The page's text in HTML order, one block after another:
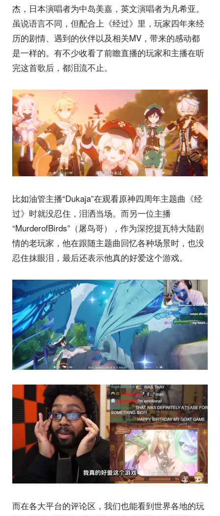
杰，日本演唱者为中岛美嘉，英文演唱者为凡希亚。
虽说语言不同，但配合上《经过》里，玩家四年来经
历的剧情、遇到的伙伴以及相关MV，带来的感动都
是一样的。有不少收看了前瞻直播的玩家和主播在听
完这首歌后，都泪流不止。
比如油管主播“Dukaja”在观看原神四周年主题曲《经
过》时就没忍住，泪洒当场。而另一位主播
“MurderofBirds”（屠鸟哥），作为深挖提瓦特大陆剧
情的老玩家，他在跟随主题曲回忆各种场景时，也没
忍住抹眼泪，最后还表示他真的好爱这个游戏。
而在各大平台的评论区，我们也能看到世界各地的玩